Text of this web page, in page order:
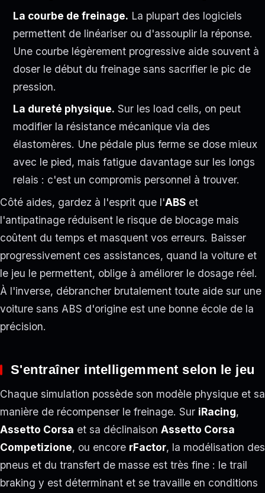
La courbe de freinage. La plupart des logiciels
permettent de linéariser ou d'assouplir la réponse.
Une courbe légèrement progressive aide souvent à
doser le début du freinage sans sacrifier le pic de
pression.
La dureté physique. Sur les load cells, on peut
modifier la résistance mécanique via des
élastomères. Une pédale plus ferme se dose mieux
avec le pied, mais fatigue davantage sur les longs
relais : c'est un compromis personnel à trouver.
Côté aides, gardez à l'esprit que l'ABS et
l'antipatinage réduisent le risque de blocage mais
coûtent du temps et masquent vos erreurs. Baisser
progressivement ces assistances, quand la voiture et
le jeu le permettent, oblige à améliorer le dosage réel.
À l'inverse, débrancher brutalement toute aide sur une
voiture sans ABS d'origine est une bonne école de la
précision.
S'entraîner intelligemment selon le jeu
Chaque simulation possède son modèle physique et sa
manière de récompenser le freinage. Sur iRacing,
Assetto Corsa et sa déclinaison Assetto Corsa
Competizione, ou encore rFactor, la modélisation des
pneus et du transfert de masse est très fine : le trail
braking y est déterminant et se travaille en conditions